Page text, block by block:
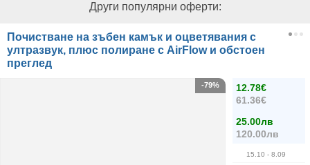
Други популярни оферти:
Почистване на зъбен камък и оцветявания с
ултразвук, плюс полиране с AirFlow и обстоен
преглед
12.78€
61.36€
25.00лв
120.00лв
15.10 - 8.09
-79%